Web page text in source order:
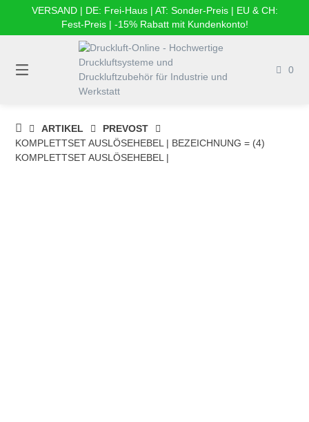
Springe
Inhalt
VERSAND | DE: Frei-Haus | AT: Sonder-Preis | EU & CH:
Fest-Preis | -15% Rabatt mit Kundenkonto!
0
DRUCKLUFT-
ONLINE
|
ARTIKEL
PREVOST
KOMPLETTSET AUSLÖSEHEBEL | BEZEICHNUNG = (4)
KOMPLETTSET AUSLÖSEHEBEL |